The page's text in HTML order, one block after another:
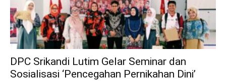
DPC Srikandi Lutim Gelar Seminar dan
Sosialisasi ‘Pencegahan Pernikahan Dini’